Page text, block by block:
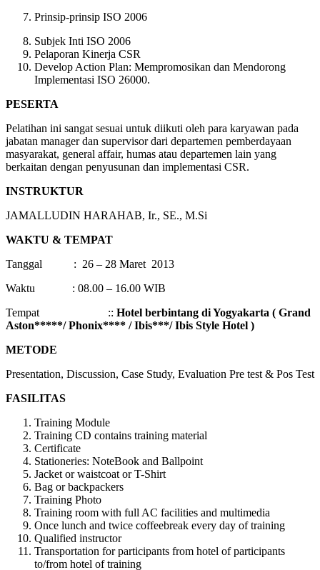
Prinsip-prinsip ISO 2006
Subjek Inti ISO 2006
Pelaporan Kinerja CSR
Develop Action Plan: Mempromosikan dan Mendorong
Implementasi ISO 26000.
PESERTA
Pelatihan ini sangat sesuai untuk diikuti oleh para karyawan pada
jabatan manager dan supervisor dari departemen pemberdayaan
masyarakat, general affair, humas atau departemen lain yang
berkaitan dengan penyusunan dan implementasi CSR.
INSTRUKTUR
JAMALLUDIN HARAHAB, Ir., SE., M.Si
WAKTU & TEMPAT
Tanggal : 26 – 28 Maret 2013
Waktu : 08.00 – 16.00 WIB
Tempat :: Hotel berbintang di Yogyakarta ( Grand
Aston*****/ Phonix**** / Ibis***/ Ibis Style Hotel )
METODE
Presentation, Discussion, Case Study, Evaluation Pre test & Pos Test
FASILITAS
Training Module
Training CD contains training material
Certificate
Stationeries: NoteBook and Ballpoint
Jacket or waistcoat or T-Shirt
Bag or backpackers
Training Photo
Training room with full AC facilities and multimedia
Once lunch and twice coffeebreak every day of training
Qualified instructor
Transportation for participants from hotel of participants
to/from hotel of training